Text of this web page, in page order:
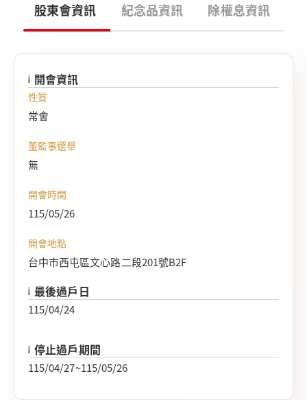
股東會資訊 紀念品資訊 除權息資訊
開會資訊
性質
常會
董監事選舉
無
開會時間
115/05/26
開會地點
台中市西屯區文心路二段201號B2F
最後過戶日
115/04/24
停止過戶期間
115/04/27~115/05/26